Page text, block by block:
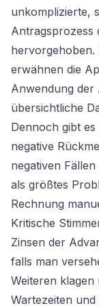
unkomplizierte,
Antragsprozess
hervorgehoben.
erwähnen die
Anwendung der
übersichtliche
Dennoch gibt
negative
negativen
als größtes
Rechnung
Kritische
Zinsen der
falls man
Weiteren
Wartezeiten